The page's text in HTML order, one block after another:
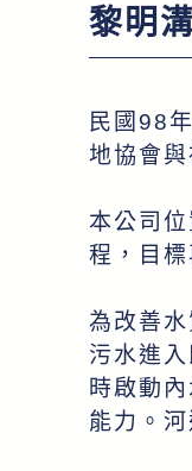
黎明
民國98
地協會
本公司
程，目
為改善
污水進
時啟動
能力。